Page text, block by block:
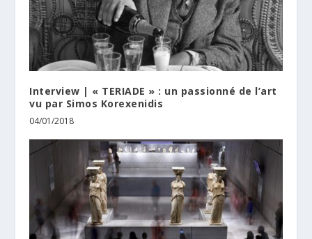
Interview | « TERIADE » : un passionné de l’art
vu par Simos Korexenidis
04/01/2018